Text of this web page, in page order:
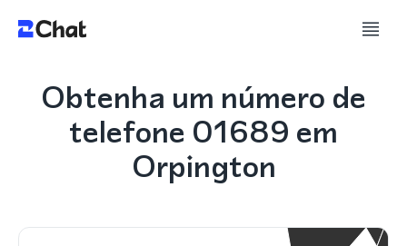
Obtenha um número de
telefone 01689 em
Orpington